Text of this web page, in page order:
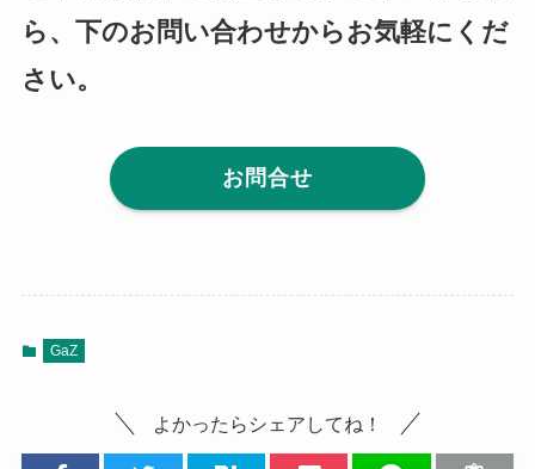
ら、下のお問い合わせからお気軽にくだ
さい。
お問合せ
GaZ
よかったらシェアしてね！